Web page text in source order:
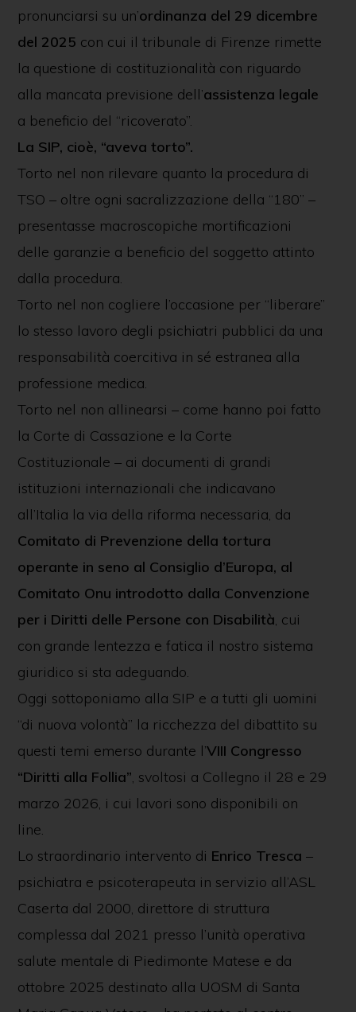
pronunciarsi su un’ordinanza del 29 dicembre
del 2025 con cui il tribunale di Firenze rimette
la questione di costituzionalità con riguardo
alla mancata previsione dell’assistenza legale
a beneficio del “ricoverato”.
La SIP, cioè, “aveva torto”.
Torto nel non rilevare quanto la procedura di
TSO – oltre ogni sacralizzazione della “180” –
presentasse macroscopiche mortificazioni
delle garanzie a beneficio del soggetto attinto
dalla procedura.
Torto nel non cogliere l’occasione per “liberare”
lo stesso lavoro degli psichiatri pubblici da una
responsabilità coercitiva in sé estranea alla
professione medica.
Torto nel non allinearsi – come hanno poi fatto
la Corte di Cassazione e la Corte
Costituzionale – ai documenti di grandi
istituzioni internazionali che indicavano
all’Italia la via della riforma necessaria, da
Comitato di Prevenzione della tortura
operante in seno al Consiglio d’Europa, al
Comitato Onu introdotto dalla Convenzione
per i Diritti delle Persone con Disabilità, cui
con grande lentezza e fatica il nostro sistema
giuridico si sta adeguando.
Oggi sottoponiamo alla SIP e a tutti gli uomini
“di nuova volontà” la ricchezza del dibattito su
questi temi emerso durante l’VIII Congresso
“Diritti alla Follia”, svoltosi a Collegno il 28 e 29
marzo 2026, i cui lavori sono disponibili on
line.
Lo straordinario intervento di Enrico Tresca –
psichiatra e psicoterapeuta in servizio all’ASL
Caserta dal 2000, direttore di struttura
complessa dal 2021 presso l’unità operativa
salute mentale di Piedimonte Matese e da
ottobre 2025 destinato alla UOSM di Santa